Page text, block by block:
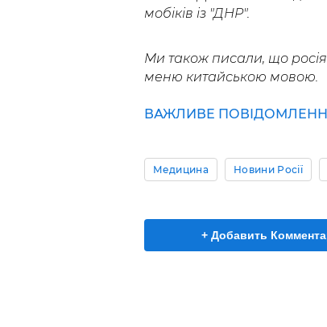
мобіків із "ДНР".
Ми також писали, що
меню китайською мовою.
ВАЖЛИВЕ
Медицина Новини Росії
+ Добавить